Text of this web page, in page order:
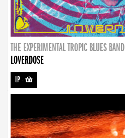
THE EXPERIMENTAL TROPIC BLUES BAND
LOVERDOSE
LP-